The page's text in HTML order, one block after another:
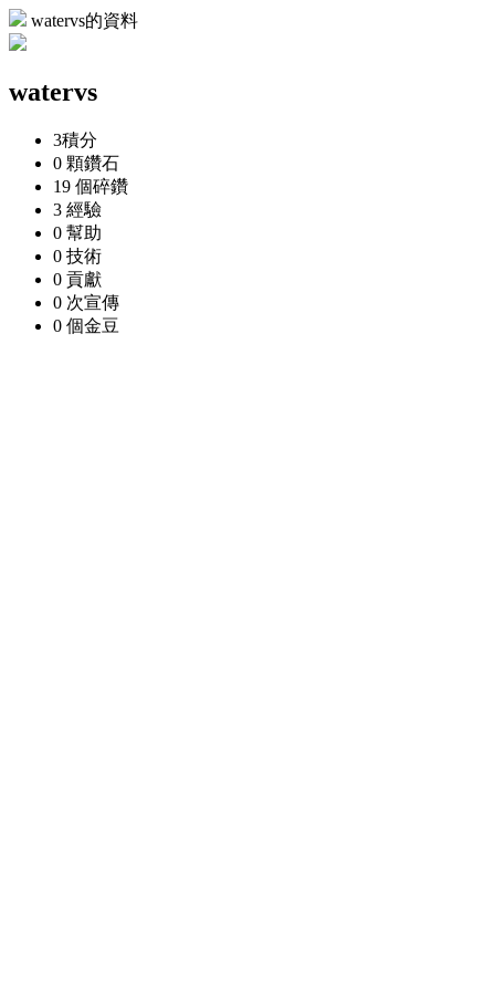
watervs的資料
watervs
3積分
0 顆鑽石
19 個碎鑽
3 經驗
0 幫助
0 技術
0 貢獻
0 次宣傳
0 個金豆